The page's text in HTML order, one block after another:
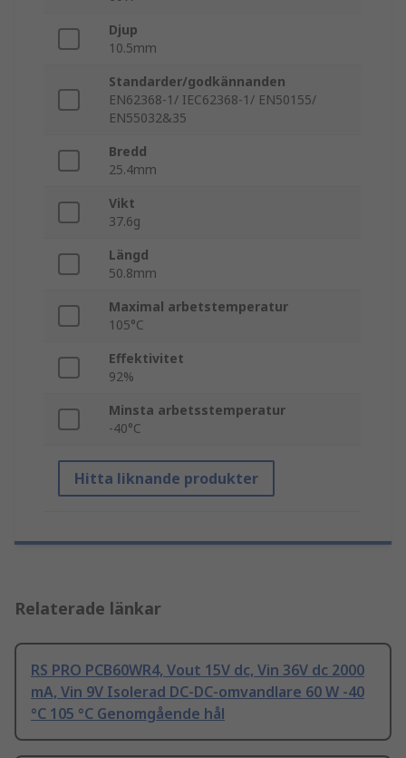
Djup
10.5mm
Standarder/godkännanden
EN62368-1/ IEC62368-1/ EN50155/
EN55032&35
Bredd
25.4mm
Vikt
37.6g
Längd
50.8mm
Maximal arbetstemperatur
105°C
Effektivitet
92%
Minsta arbetsstemperatur
-40°C
Hitta liknande produkter
Relaterade länkar
RS PRO PCB60WR4, Vout 15V dc, Vin 36V dc 2000
mA, Vin 9V Isolerad DC-DC-omvandlare 60 W -40
°C 105 °C Genomgående hål